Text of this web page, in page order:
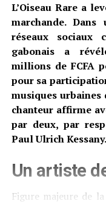
L’Oiseau Rare a
marchande.
réseaux sociaux
gabonais a
millions de FCFA
pour sa
musiques urbaines
chanteur affirme
par deux, par
Paul Ulrich Kessany.
Un artiste
Figure majeure de la